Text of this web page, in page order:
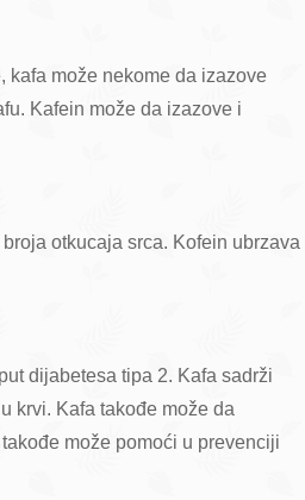
kafa može nekome da izazove
Kafein može da izazove i
otkucaja srca. Kofein ubrzava
dijabetesa tipa 2. Kafa sadrži
krvi. Kafa takođe može da
može pomoći u prevenciji